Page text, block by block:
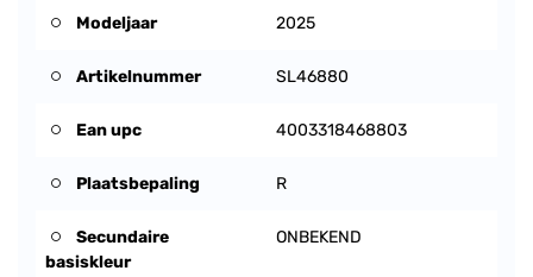
Modeljaar 2025
Artikelnummer SL46880
Ean upc 4003318468803
Plaatsbepaling R
Secundaire
basiskleur
ONBEKEND